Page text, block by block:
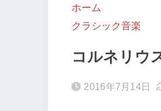
ホーム
クラシック音楽
コルネリウ
2016年7月14日